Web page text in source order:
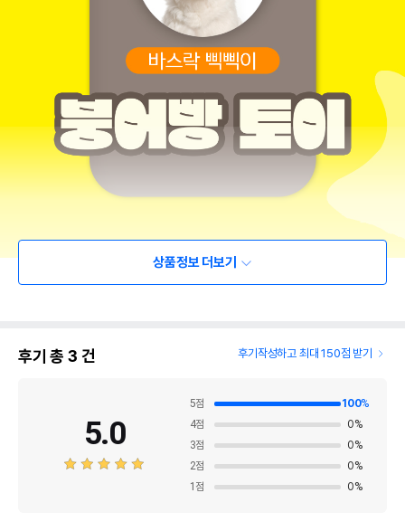
상품정보 더보기
후기 총 3 건 후기작성하고 최대 150점 받기
5.0
5점 100%
4점 0%
3점 0%
2점 0%
1 점 0%